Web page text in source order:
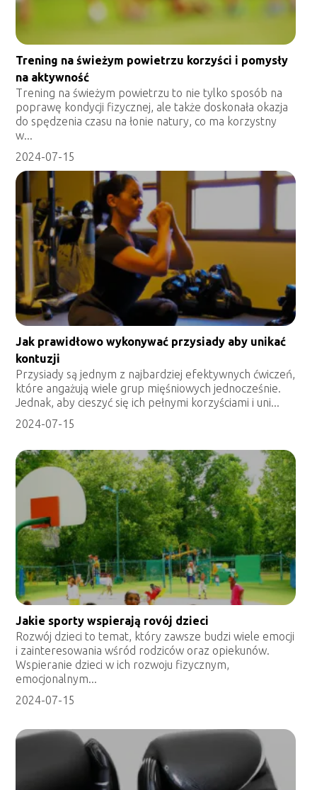
Trening na świeżym powietrzu korzyści i pomysły
na aktywność
Trening na świeżym powietrzu to nie tylko sposób na
poprawę kondycji fizycznej, ale także doskonała okazja
do spędzenia czasu na łonie natury, co ma korzystny
w...
2024-07-15
Jak prawidłowo wykonywać przysiady aby unikać
kontuzji
Przysiady są jednym z najbardziej efektywnych ćwiczeń,
które angażują wiele grup mięśniowych jednocześnie.
Jednak, aby cieszyć się ich pełnymi korzyściami i uni...
2024-07-15
Jakie sporty wspierają rovój dzieci
Rozwój dzieci to temat, który zawsze budzi wiele emocji
i zainteresowania wśród rodziców oraz opiekunów.
Wspieranie dzieci w ich rozwoju fizycznym,
emocjonalnym...
2024-07-15